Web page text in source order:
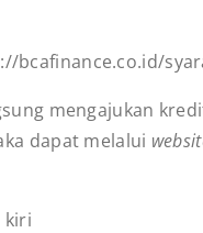
bcafinance.co.id/
mengajukan
dapat melalui
kiri